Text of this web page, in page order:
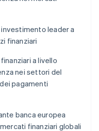
leader a
finanziari
a livello
nei settori del
pagamenti
banca europea
finanziari globali